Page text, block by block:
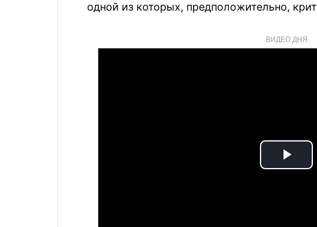
одной из которых, предположительно,
ВИДЕО ДНЯ
Play